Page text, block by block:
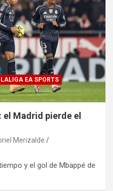
LALIGA EA SPORTS
el Madrid pierde el
Merizalde
y el gol de Mbappé de